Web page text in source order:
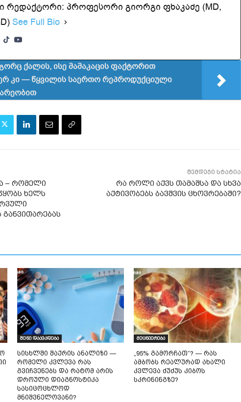
რედაქტორი: პროფესორი გიორგი ფხაკაძე (MD,
See Full Bio
ქალის, ისე მამაკაცის ფაქტორით
კი — წყვილის საერთო რეპროდუქციული
– რომელი
ხელს
განვითარებას
შემდეგი სტატია
რა როლი აქვს თამაშსა და სხვა
აქტივობებს ბავშვის ცხოვრებაში?
შენი დაავადება
სისხლში შაქრის ანალიზი —
რომელი კვლევა რას
გვიჩვენებს და რატომ არის
დროული დიაგნოსტიკა
სასიცოცხლოდ
მნიშვნელოვანი?
მეცნიერება
„95% გამორჩათ“? — რას
ამბობს რეალურად ახალი
კვლევა ძუძუს კიბოს
სკრინინგზე?